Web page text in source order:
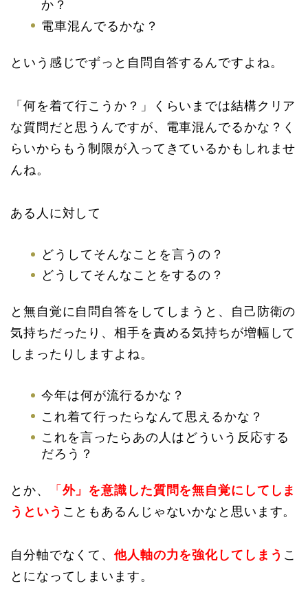
か？
電車混んでるかな？
という感じでずっと自問自答するんですよね。
「何を着て行こうか？」くらいまでは結構クリア
な質問だと思うんですが、電車混んでるかな？く
らいからもう制限が入ってきているかもしれませ
んね。
ある人に対して
どうしてそんなことを言うの？
どうしてそんなことをするの？
と無自覚に自問自答をしてしまうと、自己防衛の
気持ちだったり、相手を責める気持ちが増幅して
しまったりしますよね。
今年は何が流行るかな？
これ着て行ったらなんて思えるかな？
これを言ったらあの人はどういう反応する
だろう？
とか、 「 外」を意識した質問を無自覚にしてしま
うという こともあるんじゃないかなと思います。
自分軸でなくて、他人軸の力を強化してしまう こ
とになってしまいます。